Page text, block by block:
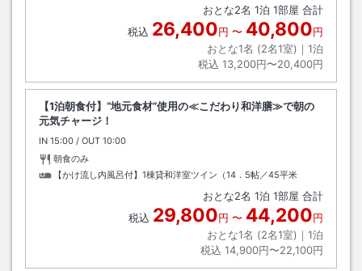
おとな2名 1泊 1部屋 合計
税込 26,400円 〜 40,800円
おとな1名 (2名1室)｜ 1泊
税込 13,200円〜20,400円
【1泊朝食付】“地元食材”使用の≪こだわり和洋膳≫で朝の
元気チャージ！
IN チェックイン
15:00 / OUT チェックアウト
10:00
朝食のみ
【かけ流し内風呂付】1棟貸和洋室ツイン（14．5帖／45平米
おとな2名 1泊 1部屋 合計
税込 29,800円 〜 44,200円
おとな1名 (2名1室)｜ 1泊
税込 14,900円〜22,100円